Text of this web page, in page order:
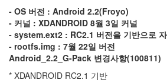
- OS 버전 : Android 2.2(Froyo)
- 커널 : XDANDROID 8월 3일 커널
- system.ext2 : RC2.1 버전을 기반으로
- rootfs.img : 7월 22일 버전
Android_2.2_G-Pack 변경사항(100811)
* XDANDROID RC2.1 기반
소
지
베
웹
쉐